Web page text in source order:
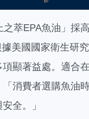
萃EPA魚油」採
美國國家衛生研
顯著益處。適合
消費者選購魚油
全。」